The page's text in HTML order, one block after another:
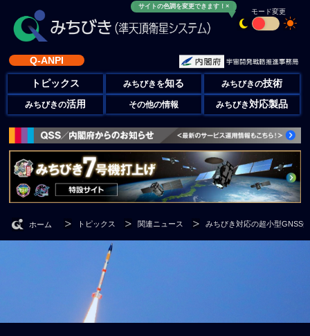
サイトの色調を変更できます！×
モード変更
Q-ANPI
トピックス みちびきを知る みちびきの技術
みちびきの活用 その他の情報 みちびき対応製品
ホーム トピックス 関連ニュース みちびき対応の超小型GNSS